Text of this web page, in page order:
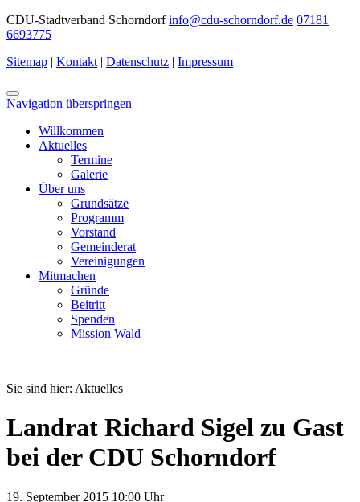
CDU-Stadtverband Schorndorfinfo@cdu-schorndorf.de 07181
6693775
Sitemap | Kontakt | Datenschutz | Impressum
Navigation überspringen
Willkommen
Aktuelles
Termine
Galerie
Über uns
Grundsätze
Programm
Vorstand
Gemeinderat
Vereinigungen
Mitmachen
Gründe
Beitritt
Spenden
Mission Wald
Sie sind hier: Aktuelles
Landrat Richard Sigel zu Gast
bei der CDU Schorndorf
19. September 2015 10:00 Uhr